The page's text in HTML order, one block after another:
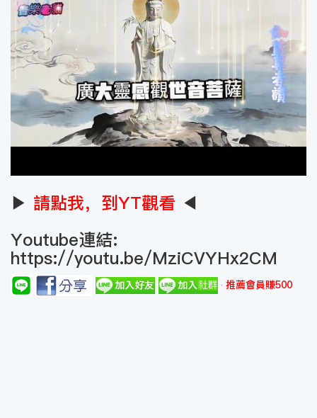
▶ 請點我，到YT觀看 ◀
Youtube連結:
https://youtu.be/MziCVYHx2CM
推薦會員賺500